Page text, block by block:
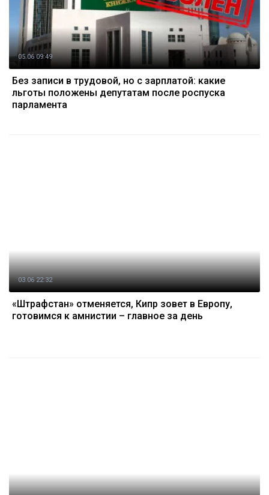
05.06 09:49
Без записи в трудовой, но с зарплатой: какие
льготы положены депутатам после роспуска
парламента
03.06 22:32
«Штрафстан» отменяется, Кипр зовет в Европу,
готовимся к амнистии – главное за день